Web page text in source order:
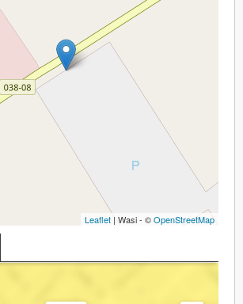
Leaflet | Wasi - ©OpenStreetMap